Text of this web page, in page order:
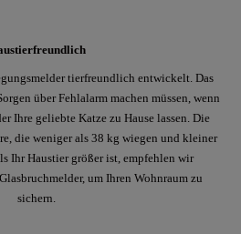
tierfreundlich entwickelt. Das
über Fehlalarm machen müssen, wenn
Ihre geliebte Katze zu Hause lassen. Die
die weniger als 38 kg wiegen und kleiner
Ihr Haustier größer ist, empfehlen wir
um Ihren Wohnraum zu
sichern.